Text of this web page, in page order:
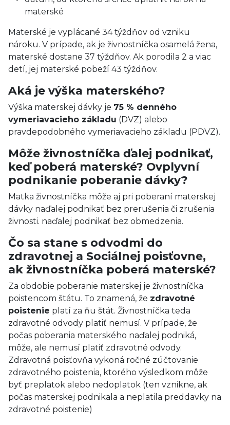
materské
Materské je vyplácané 34 týždňov od vzniku
nároku. V prípade, ak je živnostníčka osamelá žena,
materské dostane 37 týždňov. Ak porodila 2 a viac
detí, jej materské pobeží 43 týždňov.
Aká je výška materského?
Výška materskej dávky je 75 % denného
vymeriavacieho základu (DVZ) alebo
pravdepodobného vymeriavacieho základu (PDVZ).
Môže živnostníčka ďalej podnikať,
keď poberá materské? Ovplyvní
podnikanie poberanie dávky?
Matka živnostníčka môže aj pri poberaní materskej
dávky naďalej podnikať bez prerušenia či zrušenia
živnosti. naďalej podnikať bez obmedzenia.
Čo sa stane s odvodmi do
zdravotnej a Sociálnej poisťovne,
ak živnostníčka poberá materské?
Za obdobie poberanie materskej je živnostníčka
poistencom štátu. To znamená, že zdravotné
poistenie platí za ňu štát. Živnostníčka teda
zdravotné odvody platiť nemusí. V prípade, že
počas poberania materského naďalej podniká,
môže, ale nemusí platiť zdravotné odvody.
Zdravotná poisťovňa vykoná ročné zúčtovanie
zdravotného poistenia, ktorého výsledkom môže
byť preplatok alebo nedoplatok (ten vznikne, ak
počas materskej podnikala a neplatila preddavky na
zdravotné poistenie)